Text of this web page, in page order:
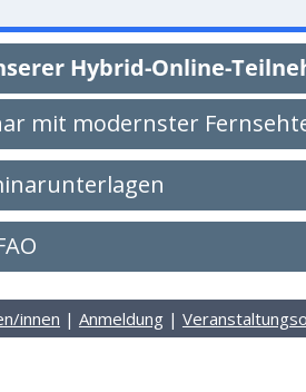
Hybrid-Online-
mit modernster
innen | Anmeldung|